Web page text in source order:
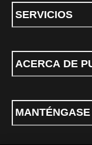
SERVICIOS
ACERCA DE